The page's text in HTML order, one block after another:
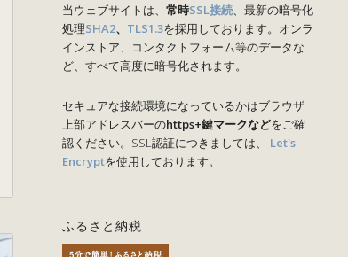
当ウェブサイトは、常時SSL接続 、最新の暗号化
処理SHA2、 TLS1.3を採用しております。オンラ
インストア、コンタクトフォーム等のデータな
ど、すべて高度に暗号化されます。
セキュアな接続環境になっているかはブラウザ
上部アドレスバーのhttps+鍵マークなどをご確
認ください。SSL認証につきましては、
Let's
Encryptを使用しております。
ふるさと納税